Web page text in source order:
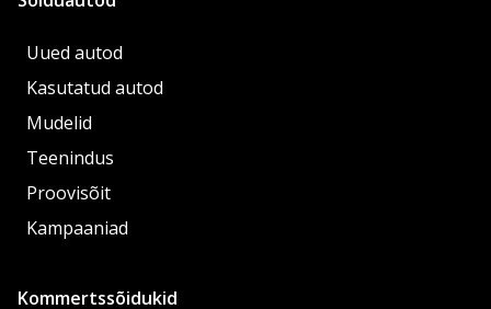
Uued autod
Kasutatud autod
Mudelid
Teenindus
Proovisõit
Kampaaniad
Kommertssõidukid